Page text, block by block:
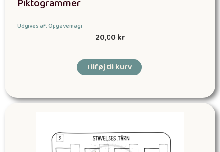
Piktogrammer
Udgives af: Opgavemagi
20,00kr
Tilføj til kurv